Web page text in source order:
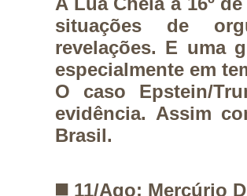
situações de
revelações. E uma
especialmente em
O caso Epstein/
evidência. Assim
Brasil.
◼️ 11/Ago: Mercúrio